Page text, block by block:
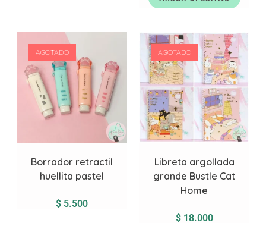
AGOTADO
Borrador retractil
huellita pastel
$ 5.500
AGOTADO
Libreta argollada
grande Bustle Cat
Home
$18.000